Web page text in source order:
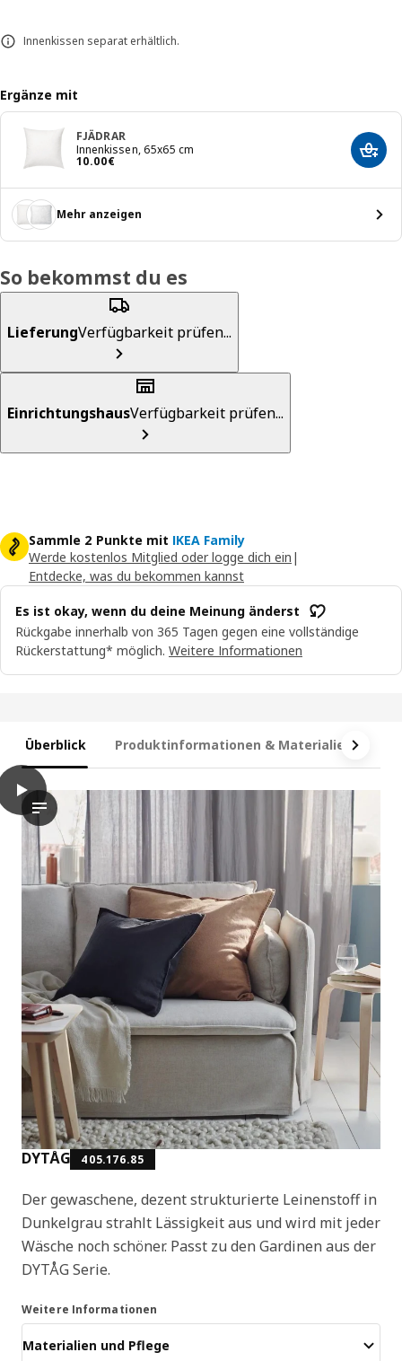
Innenkissen separat erhältlich.
Ergänze mit
FJÄDRAR
Innenkissen, 65x65 cm
10.00€
Preis 10.00€ In
Mehr anzeigen
So bekommst du es
LieferungVerfügbarkeit prüfen...
EinrichtungshausVerfügbarkeit prüfen...
Sammle 2 Punkte mit IKEA Family
Werde kostenlos Mitglied oder logge dich ein |
Entdecke, was du bekommen kannst
Es ist okay, wenn du deine Meinung änderst
Rückgabe innerhalb von 365 Tagen gegen eine vollständige
Rückerstattung* möglich. Weitere Informationen
Überblick Produktinformationen & Materialien
DYTÅG 405.176.85
Der gewaschene, dezent strukturierte Leinenstoff in
Dunkelgrau strahlt Lässigkeit aus und wird mit jeder
Wäsche noch schöner. Passt zu den Gardinen aus der
DYTÅG Serie.
Weitere Informationen
Materialien und Pflege
play
Das Video zeigt eine Demonstration des DYTÅG-
DYTÅG Kissenbezug, dunkelgrau, 65x65 cm